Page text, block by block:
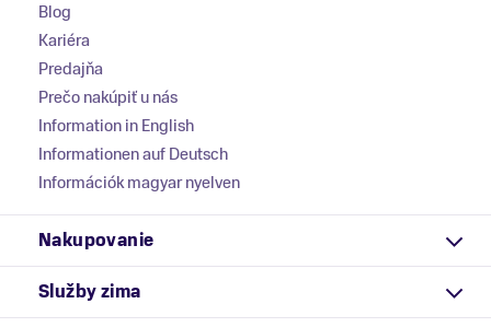
Blog
Kariéra
Predajňa
Prečo nakúpiť u nás
Information in English
Informationen auf Deutsch
Információk magyar nyelven
Nakupovanie
Služby zima